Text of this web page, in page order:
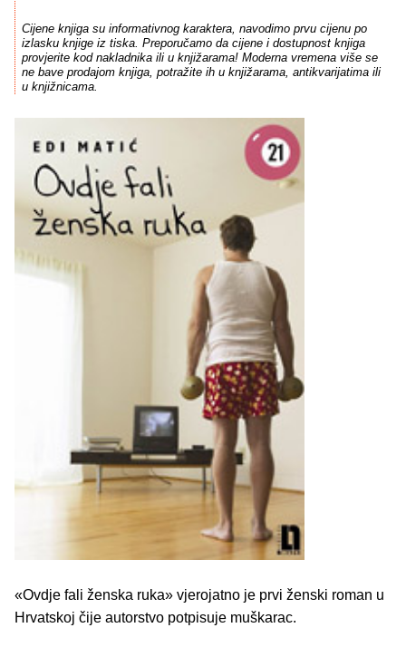
Cijene knjiga su informativnog karaktera, navodimo prvu cijenu po
izlasku knjige iz tiska. Preporučamo da cijene i dostupnost knjiga
provjerite kod nakladnika ili u knjižarama! Moderna vremena više se
ne bave prodajom knjiga, potražite ih u knjižarama, antikvarijatima ili
u knjižnicama.
«Ovdje fali ženska ruka» vjerojatno je prvi ženski roman u
Hrvatskoj čije autorstvo potpisuje muškarac.